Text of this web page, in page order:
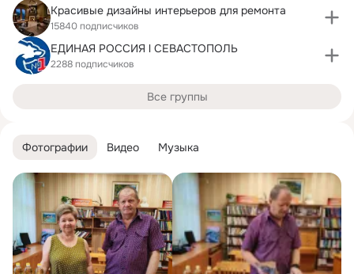
Фотографии Видео Музыка
Красивые дизайны интерьеров для ремонта
15840 подписчиков
ЕДИНАЯ РОССИЯ l СЕВАСТОПОЛЬ
2288 подписчиков
Все группы